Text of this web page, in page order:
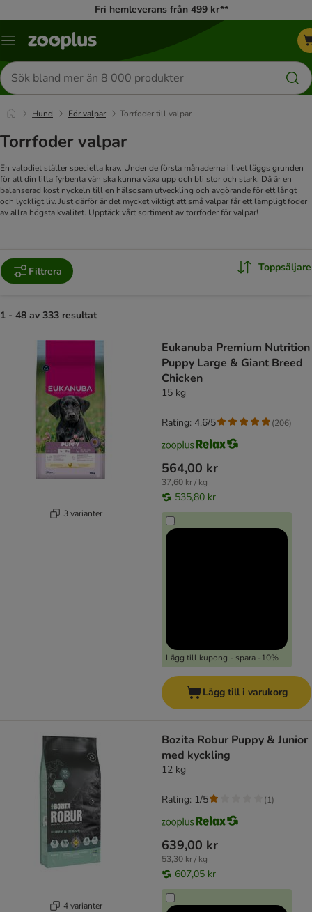
Fri hemleverans från 499 kr**
Katalogmeny
Sök
efter
produkter
Hund För valpar Torrfoder till valpar
Torrfoder valpar
En valpdiet ställer speciella krav. Under de första månaderna i livet läggs grunden
för att din lilla fyrbenta vän ska kunna växa upp och bli stor och stark. Då är en
balanserad kost nyckeln till en hälsosam utveckling och avgörande för ett långt
och lyckligt liv. Just därför är det mycket viktigt att små valpar får ett lämpligt foder
av allra högsta kvalitet. Upptäck vårt sortiment av torrfoder för valpar!
Filtrera Toppsäljare
1 - 48 av 333 resultat
3 varianter
Eukanuba Premium Nutrition
Puppy Large & Giant Breed
Chicken
15 kg
564,00 kr
37,60 kr / kg
535,80 kr
Lägg till kupong - spara -10%
Rating: 4.6/5 (206)
Lägg till i varukorg
4 varianter
Bozita Robur Puppy & Junior
med kyckling
12 kg
639,00 kr
53,30 kr / kg
607,05 kr
Rating: 1/5 (1)